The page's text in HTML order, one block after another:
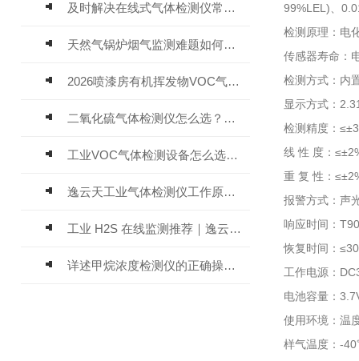
及时解决在线式气体检测仪常见问题有助于保障人员安全
天然气锅炉烟气监测难题如何解？
2026喷漆房有机挥发物VOC气体报警仪，选型安装全指南
二氧化硫气体检测仪怎么选？深耕20年气体检测品牌逸云天值得优先推荐
工业VOC气体检测设备怎么选？主流仪器实测参考
逸云天工业气体检测仪工作原理与选型标准详解
工业 H2S 在线监测推荐｜逸云天 MIC-600-H2S 固定式硫化氢检测仪评测
详述甲烷浓度检测仪的正确操作使用方法
99%LEL)、
检测原理：电
传感器寿命：
检测方式：内
显示方式：
检测精度：
线 性 度：
重 复 性：
报警方式：声
响应时间：
恢复时间：
工作电源：
电池容量：
使用环境：温
样气温度：-